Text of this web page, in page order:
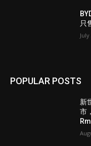
只
POPULAR POSTS
新
市